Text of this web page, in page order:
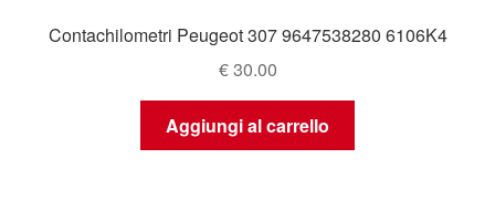
Contachilometri Peugeot 307 9647538280 6106K4
€30.00
Aggiungi al carrello